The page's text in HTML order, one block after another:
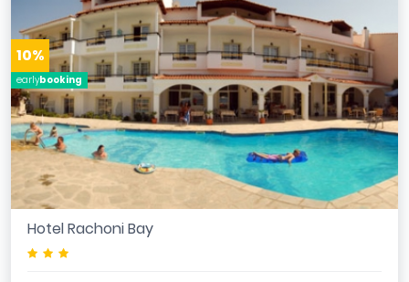
Hotel Rachoni Bay
earlybooking
10%